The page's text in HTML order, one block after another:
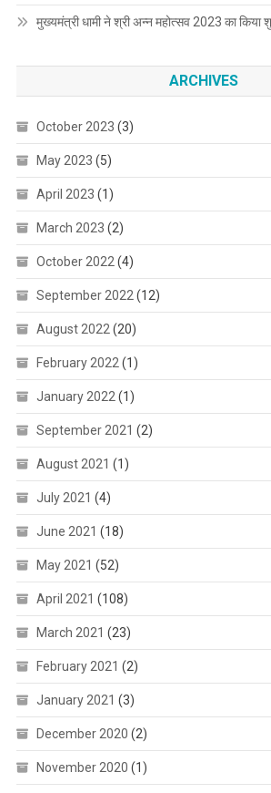
मुख्यमंत्री धामी ने श्री अन्न महोत्सव 2023 का किया
ARCHIVES
October 2023 (3)
May 2023 (5)
April 2023 (1)
March 2023 (2)
October 2022 (4)
September 2022 (12)
August 2022 (20)
February 2022 (1)
January 2022 (1)
September 2021 (2)
August 2021 (1)
July 2021 (4)
June 2021 (18)
May 2021 (52)
April 2021 (108)
March 2021 (23)
February 2021 (2)
January 2021 (3)
December 2020 (2)
November 2020 (1)